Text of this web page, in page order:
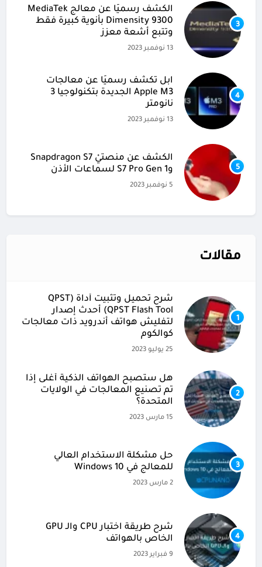
3
الكشف رسميًا عن معالج MediaTek
Dimensity 9300 بأنوية كبيرة فقط
وتتبع أشعة معزز
13 نوفمبر 2023
4
آبل تكشف رسميًا عن معالجات
Apple M3 الجديدة بتكنولوجيا 3
نانومتر
13 نوفمبر 2023
5
الكشف عن منصتيْ Snapdragon S7
وS7 Pro Gen 1 لسماعات الأذن
5 نوفمبر 2023
مقالات
1
شرح تحميل وتثبيت أداة (QPST
(QPST Flash Tool أحدث إصدار
لتفليش هواتف أندرويد ذات معالجات
كوالكوم
25 يوليو 2023
2
هل ستصبح الهواتف الذكية أغلى إذا
تم تصنيع المعالجات في الولايات
المتحدة؟
15 مارس 2023
3
حل مشكلة الاستخدام العالي
للمعالج في Windows 10
2 مارس 2023
4
شرح طريقة اختبار CPU والـ GPU
الخاص بالهواتف
9 فبراير 2023